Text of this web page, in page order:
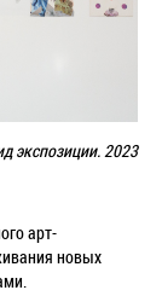
экспозиции. 2023
арт-
новых